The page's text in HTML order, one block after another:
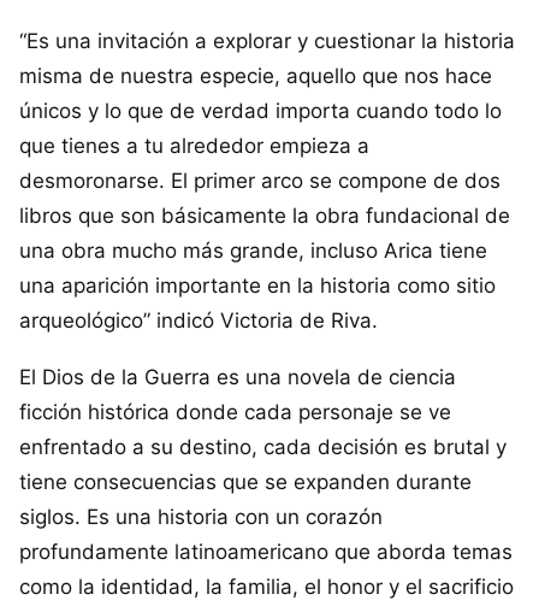
“Es una invitación a explorar y cuestionar la historia
misma de nuestra especie, aquello que nos hace
únicos y lo que de verdad importa cuando todo lo
que tienes a tu alrededor empieza a
desmoronarse. El primer arco se compone de dos
libros que son básicamente la obra fundacional de
una obra mucho más grande, incluso Arica tiene
una aparición importante en la historia como sitio
arqueológico” indicó Victoria de Riva.
El Dios de la Guerra es una novela de ciencia
ficción histórica donde cada personaje se ve
enfrentado a su destino, cada decisión es brutal y
tiene consecuencias que se expanden durante
siglos. Es una historia con un corazón
profundamente latinoamericano que aborda temas
como la identidad, la familia, el honor y el sacrificio